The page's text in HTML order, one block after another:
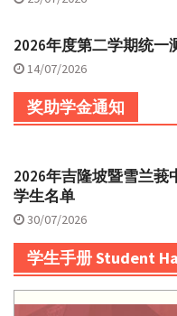
2026年度第二学期统一
14/07/2026
奖助学金通知
2026年吉隆坡暨雪兰莪
学生名单
30/07/2026
学生手册 Student